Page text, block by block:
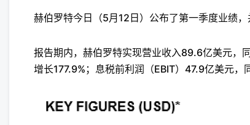
赫伯罗特今日（5月12日）公布了第一季度业绩
报告期内，赫伯罗特实现营业收入89.6亿美元，
增长177.9%；息税前利润（EBIT）47.9亿美元